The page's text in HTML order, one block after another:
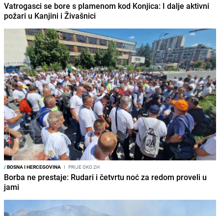
Vatrogasci se bore s plamenom kod Konjica: I dalje aktivni
požari u Kanjini i Živašnici
/BOSNA I HERCEGOVINA I PRIJE OKO 2H
Borba ne prestaje: Rudari i četvrtu noć za redom proveli u
jami